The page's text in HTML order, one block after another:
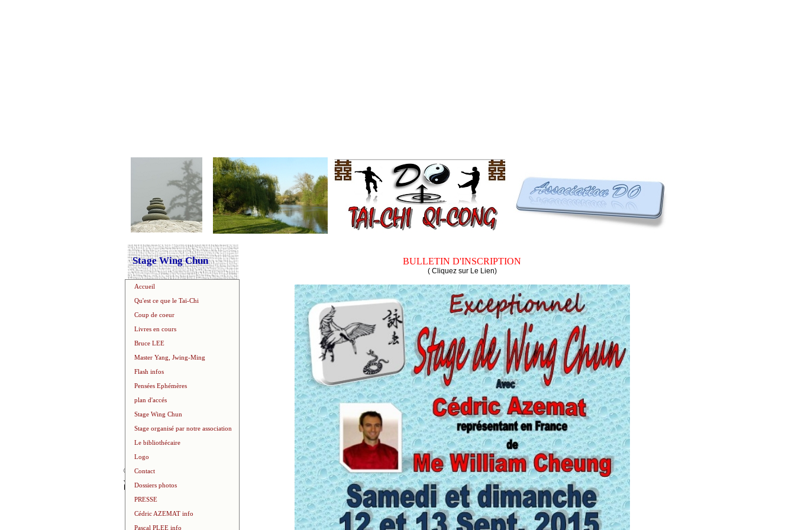
Stage Wing Chun
©
2026
J-luc
FERRER
BULLETIN D'INSCRIPTION
( Cliquez sur Le Lien)
Accueil
Qu'est ce que le Taï-Chi
Coup de coeur
Livres en cours
Bruce LEE
Master Yang, Jwing-Ming
Flash infos
Pensées Ephémères
plan d'accés
Stage Wing Chun
Stage organisé par notre association
Le bibliothécaire
Logo
Contact
Dossiers photos
PRESSE
Cédric AZEMAT info
Pascal PLEE info